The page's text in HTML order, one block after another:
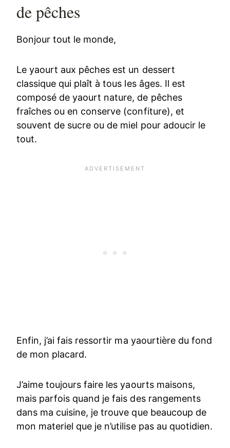
de pêches
Bonjour tout le monde,
Le yaourt aux pêches est un dessert
classique qui plaît à tous les âges. Il est
composé de yaourt nature, de pêches
fraîches ou en conserve (confiture), et
souvent de sucre ou de miel pour adoucir le
tout.
Enfin, j’ai fais ressortir ma yaourtière du fond
de mon placard.
J’aime toujours faire les yaourts maisons,
mais parfois quand je fais des rangements
dans ma cuisine, je trouve que beaucoup de
mon materiel que je n’utilise pas au quotidien.